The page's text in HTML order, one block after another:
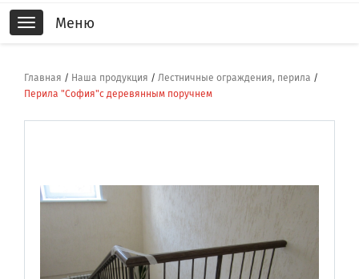
Toggle
navigation
Меню
Главная / Наша продукция / Лестничные ограждения, перила /
Перила "София"с деревянным поручнем